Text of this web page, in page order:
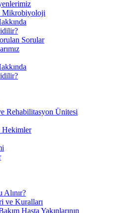
Mikrobiyoloji
Sorular
Rehabilitasyon Ünitesi
Hekimler
Alınır?
ve Kuralları
Hasta Yakınlarının